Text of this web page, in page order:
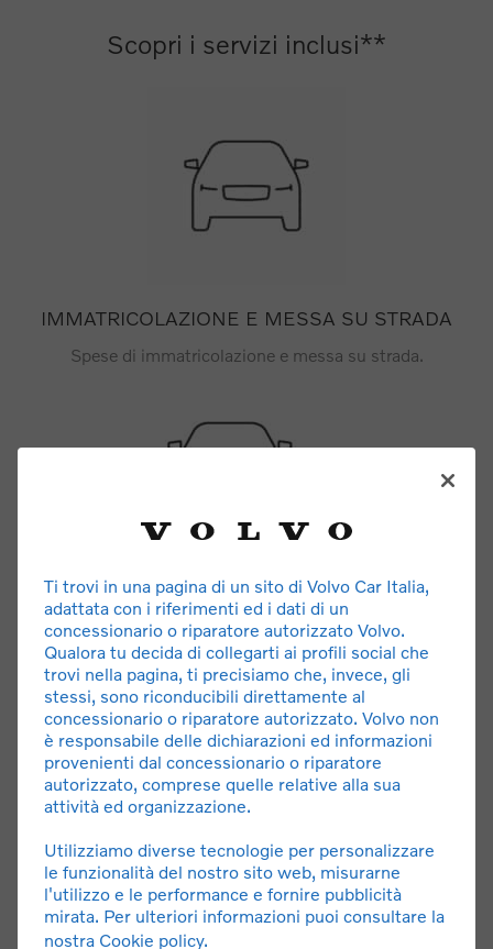
Scopri i servizi inclusi**
IMMATRICOLAZIONE E MESSA SU STRADA
Spese di immatricolazione e messa su strada.
ASSICURAZIONE
Copertura assicurativa RCA e infortunio al conducente.
Limitazione di responsabilità per incendio, furto e danni
ulteriori con franchigie modulabili.
ASSISTENZA E MANUTENZIONE
Ti trovi in una pagina di un sito di Volvo Car Italia,
adattata con i riferimenti ed i dati di un
concessionario o riparatore autorizzato Volvo.
Qualora tu decida di collegarti ai profili social che
trovi nella pagina, ti precisiamo che, invece, gli
stessi, sono riconducibili direttamente al
concessionario o riparatore autorizzato. Volvo non
è responsabile delle dichiarazioni ed informazioni
provenienti dal concessionario o riparatore
autorizzato, comprese quelle relative alla sua
attività ed organizzazione.
Utilizziamo diverse tecnologie per personalizzare
le funzionalità del nostro sito web, misurarne
l'utilizzo e le performance e fornire pubblicità
mirata. Per ulteriori informazioni puoi consultare la
nostra Cookie policy.